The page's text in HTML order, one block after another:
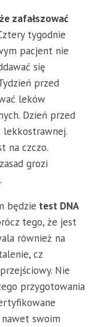
zafałszować
tygodnie
pacjent nie
się
przed
leków
Dzień przed
lekkostrawnej.
na czczo.
grozi
będzie test DNA
tego, że jest
również na
cz
Nie
przygotowania
swoim